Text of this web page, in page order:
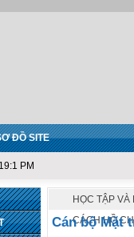
ĐỒ SITE
PM
HỌC TẬP
CÁCH HỒ
Cán bộ Mặt